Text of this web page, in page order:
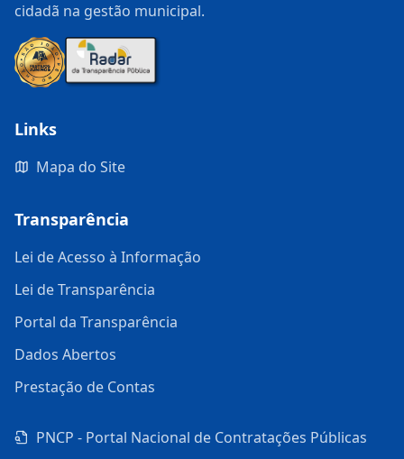
cidadã na gestão municipal.
Links
Mapa do Site
Transparência
Lei de Acesso à Informação
Lei de Transparência
Portal da Transparência
Dados Abertos
Prestação de Contas
PNCP - Portal Nacional de Contratações Públicas